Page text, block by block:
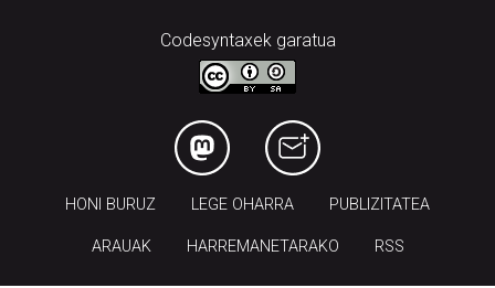
Codesyntaxek garatua
HONI BURUZ LEGE OHARRA PUBLIZITATEA
ARAUAK HARREMANETARAKO RSS